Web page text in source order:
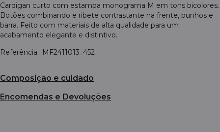
Cardigan curto com estampa monograma M em tons bicolores.
Botões combinando e ribete contrastante na frente, punhos e
barra. Feito com materiais de alta qualidade para um
acabamento elegante e distintivo.
Referência
MF2411013_452
Composição e cuidado
Encomendas e Devoluções